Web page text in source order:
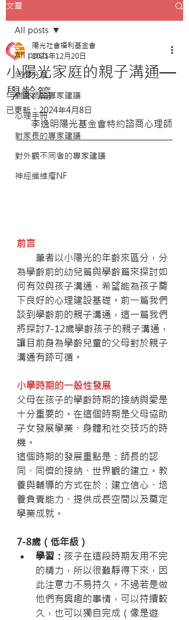
文章
All posts
同儕分享
對老師的專家建議
心理手冊
對家長的專家建議
對外觀不同者的專家建議
神經纖維瘤NF
All posts
小陽光家庭的親子溝通—
學齡篇
陽光社會福利基金會
2021年12月20日
已更新：2024年4月8日
李逸明陽光基金會特約諮商心理師
前言
為學齡前的幼兒篇與學齡篇來探討如
何有效與孩子溝通，希望能為孩子奠
下良好的心理建設基礎。前一篇我們
談到學齡前的親子溝通，這一篇我們
將探討7-12歲學齡孩子的親子溝通，
讓目前身為學齡兒童的父母對於親子
溝通有跡可循。
小學時期的一般性發展
父母在孩子的學齡時期的接納與愛是
十分重要的。在這個時期是父母協助
子女發展學業、身體和社交技巧的時
機。
這個時期的發展重點是：師長的認
同、同儕的接納、世界觀的建立。教
養與輔導的方式在於：建立信心、培
養負責能力、提供成長空間以及奠定
學業成就。
7-8歲（低年級）
學習： 孩子在這段時期友用不完
的精力，所以很難靜得下來，因
此注意力不易持久。不過若是做
他們有興趣的事情，可以持續較
久，也可以獨自完成（像是遊